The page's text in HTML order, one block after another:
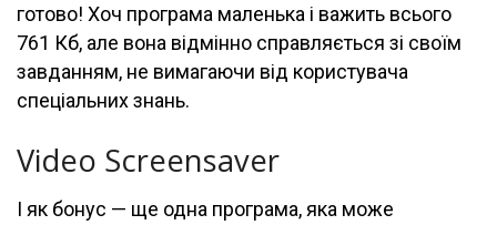
готово! Хоч програма маленька і важить всього
761 Кб, але вона відмінно справляється зі своїм
завданням, не вимагаючи від користувача
спеціальних знань.
Video Screensaver
І як бонус — ще одна програма, яка може